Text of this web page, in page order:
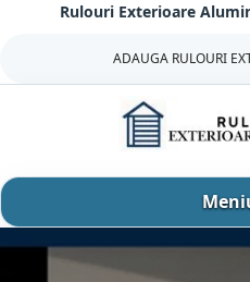
Rulouri Exterioare
ADAUGA RULOURI